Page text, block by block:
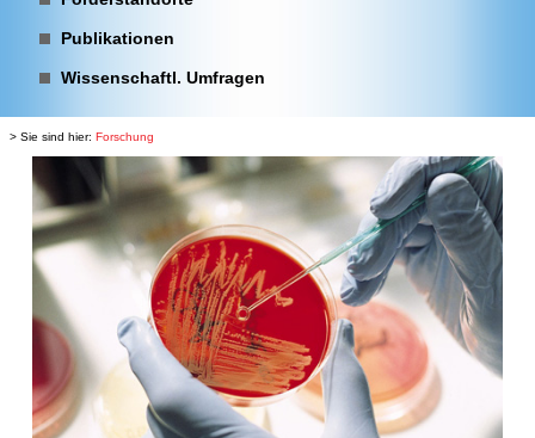
Publikationen
Wissenschaftl. Umfragen
> Sie sind hier: Forschung